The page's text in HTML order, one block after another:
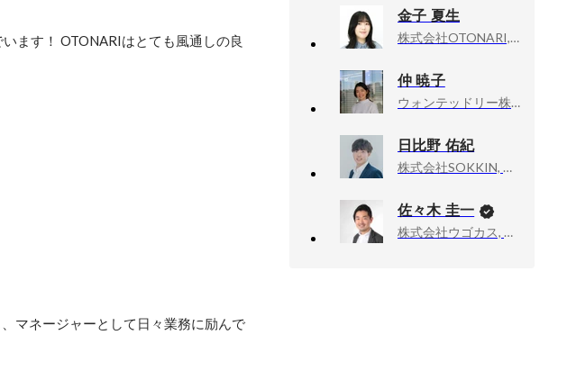
ます！ OTONARIはとても風通しの良
マネージャーとして日々業務に励んで
金子 夏生
株式会社OTONARI, アフィリエイト事業部 アカウントセールスチーム マネージャー
仲 暁子
ウォンテッドリー株式会社, Founder, CEO
日比野 佑紀
株式会社SOKKIN, 取締役 兼 デジタルマーケティング統括本部 統括
佐々木 圭一
株式会社ウゴカス, 代表取締役